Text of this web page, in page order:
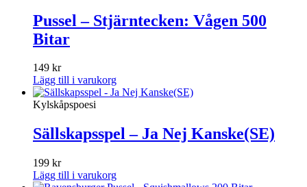
Pussel – Stjärntecken: Vågen 500
Bitar
149 kr
Lägg till i varukorg
Kylskåpspoesi
Sällskapsspel – Ja Nej Kanske(SE)
199 kr
Lägg till i varukorg